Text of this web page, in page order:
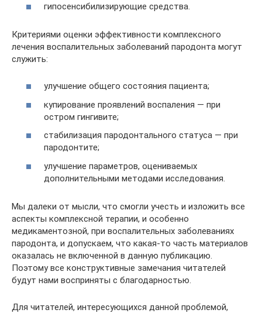
гипосенсибилизирующие средства.
Критериями оценки эффективности комплексного
лечения воспалительных заболеваний пародонта могут
служить:
улучшение общего состояния пациента;
купирование проявлений воспаления — при
остром гингивите;
стабилизация пародонтального статуса — при
пародонтите;
улучшение параметров, оцениваемых
дополнительными методами исследования.
Мы далеки от мысли, что смогли учесть и изложить все
аспекты комплексной терапии, и особенно
медикаментозной, при воспалительных заболеваниях
пародонта, и допускаем, что какая-то часть материалов
оказалась не включенной в данную публикацию.
Поэтому все конструктивные замечания читателей
будут нами восприняты с благодарностью.
Для читателей, интересующихся данной проблемой,